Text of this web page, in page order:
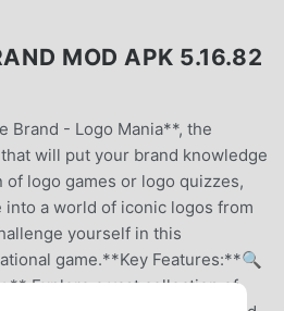
MOD APK 5.16.82
Brand - Logo Mania**, the
will put your brand knowledge
logo games or logo quizzes,
a world of iconic logos from
yourself in this
game.**Key Features:**🔍
Explore a vast collection of